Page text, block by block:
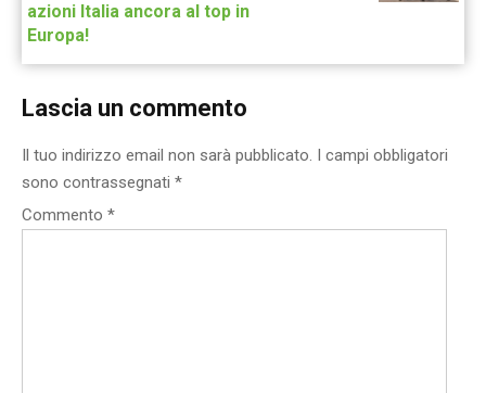
azioni Italia ancora al top in
Europa!
Lascia un commento
Il tuo indirizzo email non sarà pubblicato. I campi obbligatori
sono contrassegnati *
Commento *